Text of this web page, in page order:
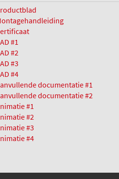
#1
#2
#3
#4
documentatie #1
documentatie #2
#1
#2
#3
#4